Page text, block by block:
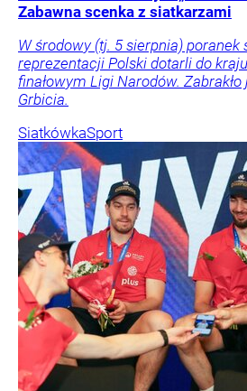
Zabawna scenka z siatkarzami
W środowy (tj. 5 sierpnia) poranek
reprezentacji Polski dotarli do
finałowym Ligi Narodów.
Grbicia.
SiatkówkaSport